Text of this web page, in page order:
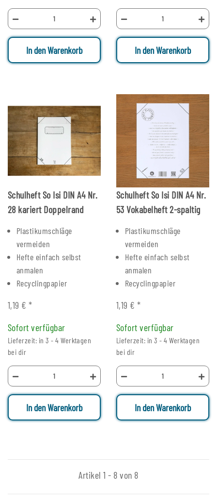
In den Warenkorb In den Warenkorb
Schulheft So Isi DIN A4 Nr.
28 kariert Doppelrand
Plastikumschläge
vermeiden
Hefte einfach selbst
anmalen
Recyclingpapier
1,19 €*
Sofort verfügbar
Lieferzeit: in 3 - 4 Werktagen
bei dir
In den Warenkorb
Schulheft So Isi DIN A4 Nr.
53 Vokabelheft 2-spaltig
Plastikumschläge
vermeiden
Hefte einfach selbst
anmalen
Recyclingpapier
1,19 €*
Sofort verfügbar
Lieferzeit: in 3 - 4 Werktagen
bei dir
In den Warenkorb
Artikel 1 - 8 von 8